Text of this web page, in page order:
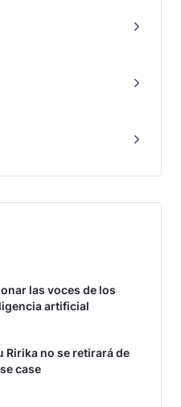
las voces de los
artificial
Ririka no se retirará de
case